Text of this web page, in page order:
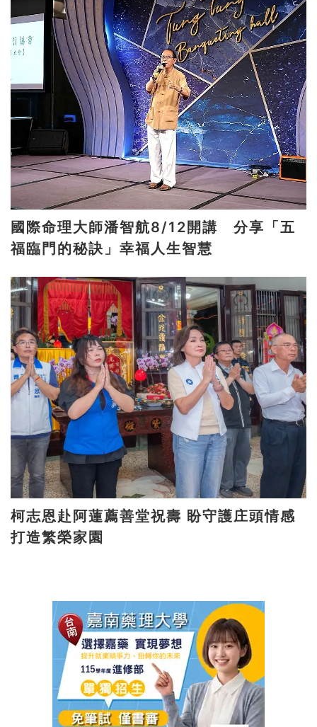
國際命理大師潘智航8/12開講 分享「五
福臨門的秘訣」幸福人生智慧
柯志恩赴阿蓮薦善堂祝壽 盼守護庄頭情感
打造繁榮家園